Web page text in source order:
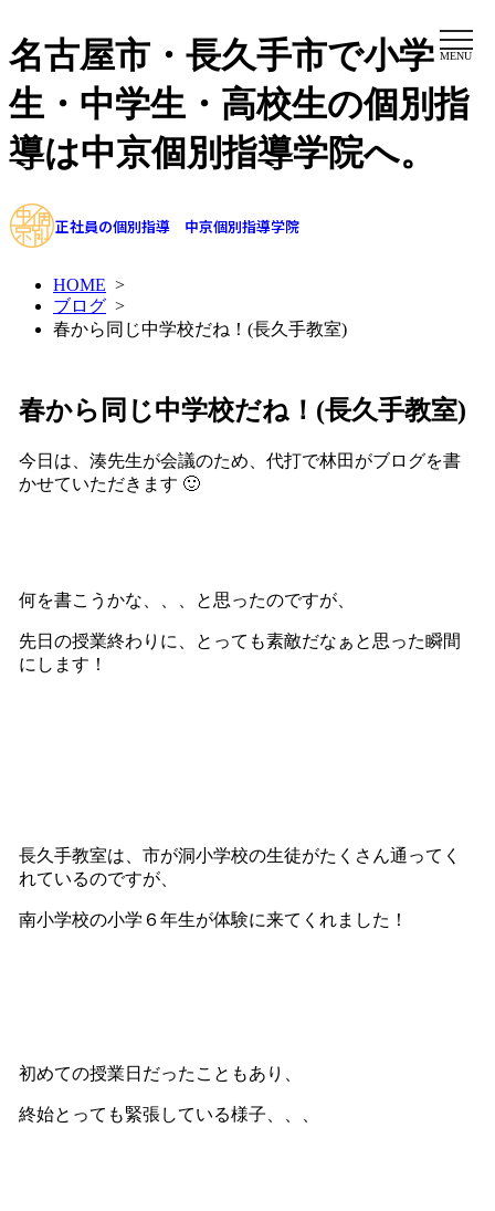
名古屋市・長久手市で小学
生・中学生・高校生の個別指
導は中京個別指導学院へ。
正社員の個別指導 中京個別指導学院
MENU
HOME >
ブログ >
春から同じ中学校だね！(長久手教室)
春から同じ中学校だね！(長久手教室)
今日は、湊先生が会議のため、代打で林田がブログを書
かせていただきます 🙂
何を書こうかな、、、と思ったのですが、
先日の授業終わりに、とっても素敵だなぁと思った瞬間
にします！
長久手教室は、市が洞小学校の生徒がたくさん通ってく
れているのですが、
南小学校の小学６年生が体験に来てくれました！
初めての授業日だったこともあり、
終始とっても緊張している様子、、、